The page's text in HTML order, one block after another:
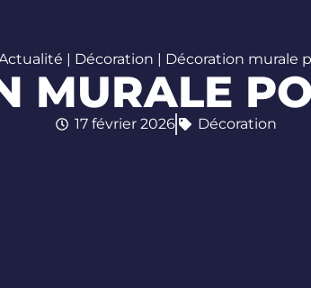
| Décoration | Décoration murale
MURALE
17 février 2026 Décoration